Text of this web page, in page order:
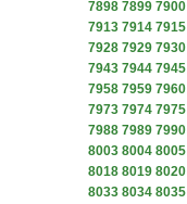
7898 7899 7900
7913 7914 7915
7928 7929 7930
7943 7944 7945
7958 7959 7960
7973 7974 7975
7988 7989 7990
8003 8004 8005
8018 8019 8020
8033 8034 8035